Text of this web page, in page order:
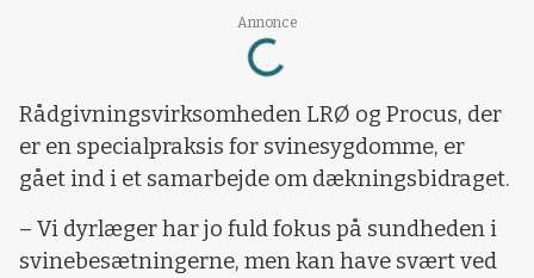
Annonce
Loading...
Rådgivningsvirksomheden LRØ og Procus, der
er en specialpraksis for svinesygdomme, er
gået ind i et samarbejde om dækningsbidraget.
– Vi dyrlæger har jo fuld fokus på sundheden i
svinebesætningerne, men kan have svært ved